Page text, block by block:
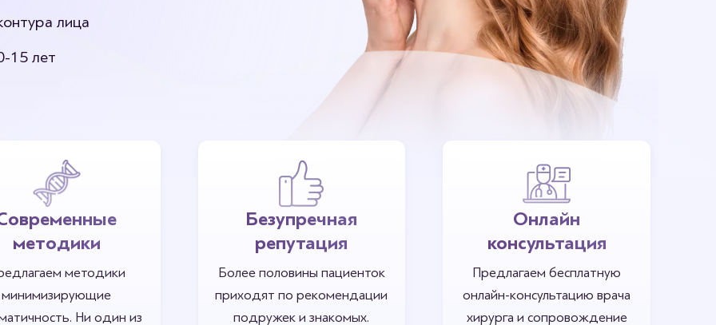
лица
15 лет
методики
методики
минимизирующие
Ни один из
Безупречная
репутация
Более половины пациенток
приходят по рекомендации
подружек и знакомых.
Онлайн
консультация
Предлагаем бесплатную
онлайн-консультацию врача
хирурга и сопровождение